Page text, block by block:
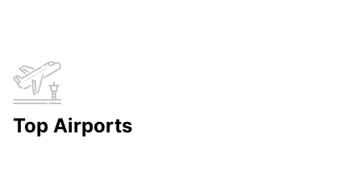
Top Airports